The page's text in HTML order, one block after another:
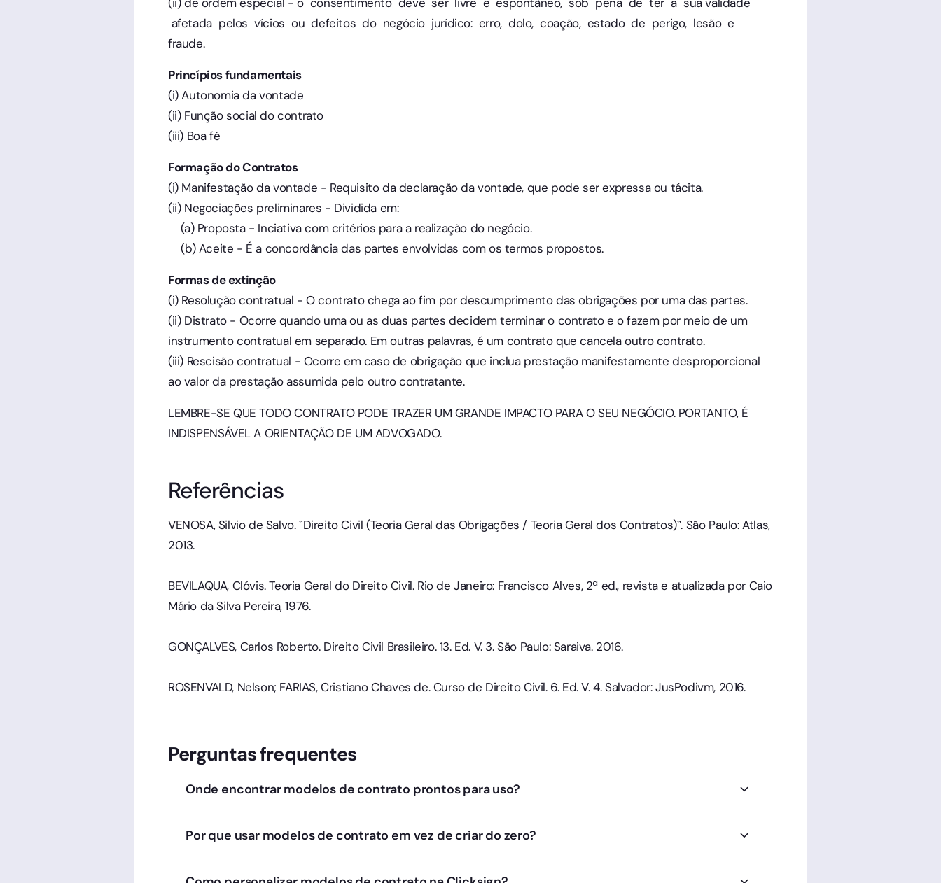
afetada pelos vícios ou defeitos do negócio jurídico: erro, dolo, coação, estado de perigo, lesão e
fraude.
Princípios fundamentais
(i) Autonomia da vontade
(ii) Função social do contrato
(iii) Boa fé
Formação do Contratos
(i) Manifestação da vontade - Requisito da declaração da vontade, que pode ser expressa ou tácita.
(ii) Negociações preliminares - Dividida em:
(a) Proposta - Inciativa com critérios para a realização do negócio.
(b) Aceite - É a concordância das partes envolvidas com os termos propostos.
Formas de extinção
(i) Resolução contratual - O contrato chega ao fim por descumprimento das obrigações por uma das partes.
(ii) Distrato - Ocorre quando uma ou as duas partes decidem terminar o contrato e o fazem por meio de um
instrumento contratual em separado. Em outras palavras, é um contrato que cancela outro contrato.
(iii) Rescisão contratual - Ocorre em caso de obrigação que inclua prestação manifestamente desproporcional
ao valor da prestação assumida pelo outro contratante.
LEMBRE-SE QUE TODO CONTRATO PODE TRAZER UM GRANDE IMPACTO PARA O SEU NEGÓCIO. PORTANTO, É
INDISPENSÁVEL A ORIENTAÇÃO DE UM ADVOGADO.
Referências
VENOSA, Silvio de Salvo. ”Direito Civil (Teoria Geral das Obrigações / Teoria Geral dos Contratos)”. São Paulo: Atlas,
2013.
BEVILAQUA, Clóvis. Teoria Geral do Direito Civil. Rio de Janeiro: Francisco Alves, 2ª ed., revista e atualizada por Caio
Mário da Silva Pereira, 1976.
GONÇALVES, Carlos Roberto. Direito Civil Brasileiro. 13. Ed. V. 3. São Paulo: Saraiva. 2016.
ROSENVALD, Nelson; FARIAS, Cristiano Chaves de. Curso de Direito Civil. 6. Ed. V. 4. Salvador: JusPodivm, 2016.
Perguntas frequentes
Onde encontrar modelos de contrato prontos para uso?
assinar esses documentos em segundos.
Por que usar modelos de contrato em vez de criar do zero?
foca no fechamento estratégico do negócio.